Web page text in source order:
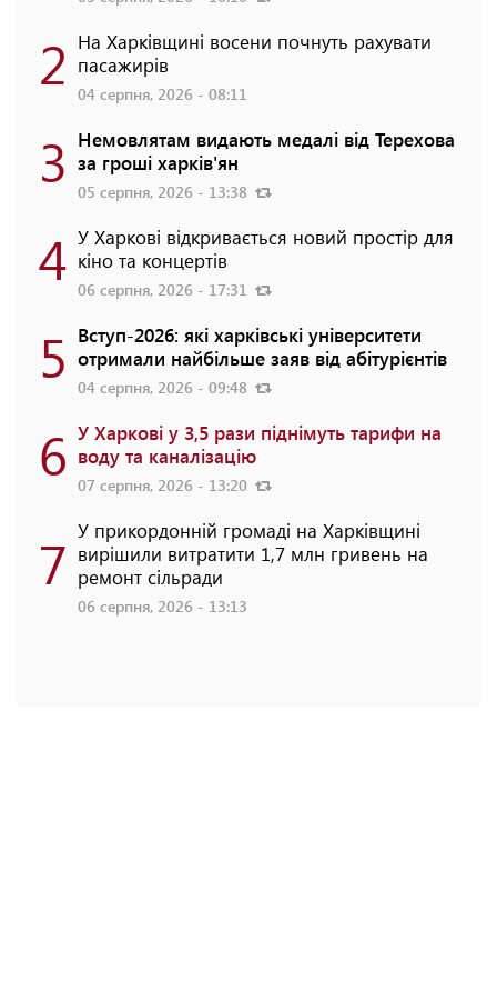
2 На Харківщині восени почнуть рахувати
пасажирів
04 серпня, 2026 - 08:11
3 Немовлятам видають медалі від Терехова
за гроші харків'ян
05 серпня, 2026 - 13:38
4 У Харкові відкривається новий простір для
кіно та концертів
06 серпня, 2026 - 17:31
5 Вступ-2026: які харківські університети
отримали найбільше заяв від абітурієнтів
04 серпня, 2026 - 09:48
6 У Харкові у 3,5 рази піднімуть тарифи на
воду та каналізацію
07 серпня, 2026 - 13:20
7 У прикордонній громаді на Харківщині
вирішили витратити 1,7 млн гривень на
ремонт сільради
06 серпня, 2026 - 13:13